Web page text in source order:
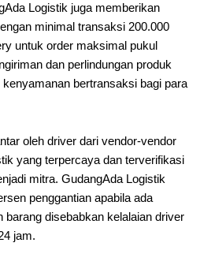
Logistik juga memberikan
minimal transaksi 200.000
untuk order maksimal pukul
dan perlindungan produk
bertransaksi bagi para
oleh driver dari vendor-vendor
yang terpercaya dan terverifikasi
mitra. GudangAda Logistik
penggantian apabila ada
barang disebabkan kelalaian driver
jam.